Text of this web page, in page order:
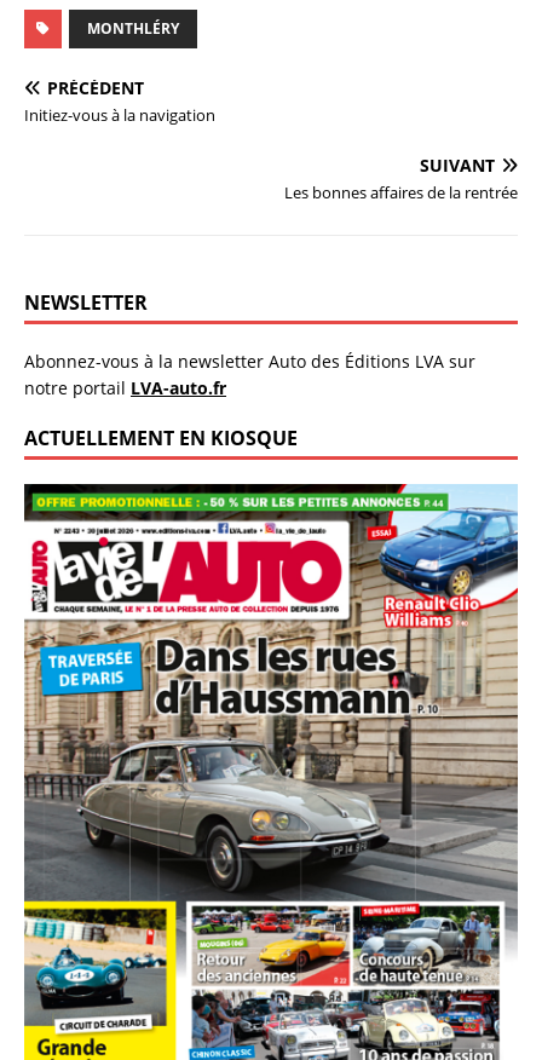
MONTHLÉRY
PRÉCÉDENT
Initiez-vous à la navigation
SUIVANT
Les bonnes affaires de la rentrée
NEWSLETTER
Abonnez-vous à la newsletter Auto des Éditions LVA sur
notre portail LVA-auto.fr
ACTUELLEMENT EN KIOSQUE